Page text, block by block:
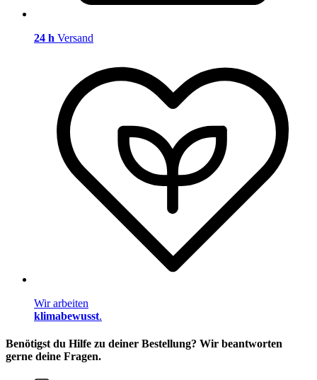
24 h Versand
Wir arbeiten
klimabewusst.
Benötigst du Hilfe zu deiner Bestellung? Wir beantworten
gerne deine Fragen.